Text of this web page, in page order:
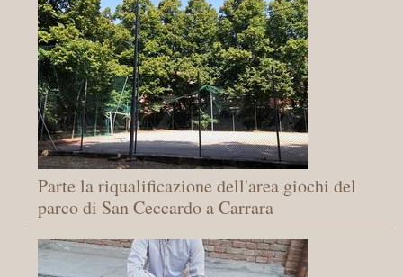
Parte la riqualificazione dell'area giochi del
parco di San Ceccardo a Carrara